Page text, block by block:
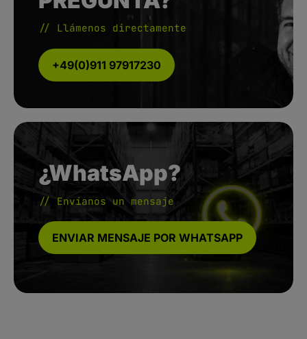
// Llámenos directamente
+49(0)911 97917230
¿WhatsApp?
// Envíanos un mensaje
ENVIAR MENSAJE POR WHATSAPP